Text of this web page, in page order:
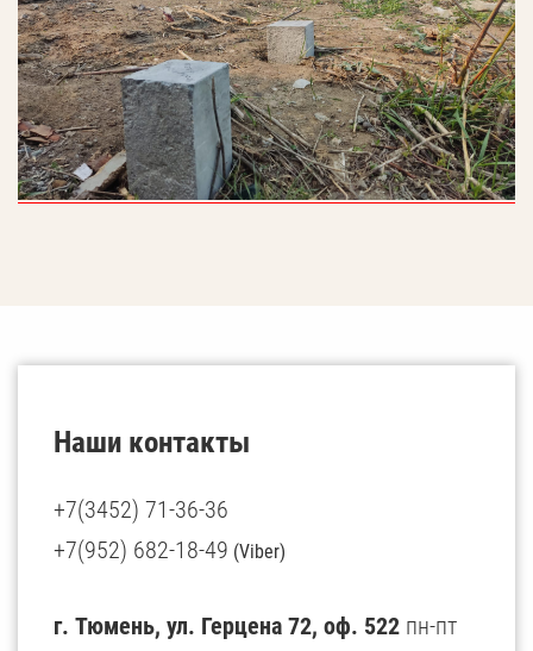
Наши контакты
+7(3452) 71-36-36
+7(952) 682-18-49 (Viber)
г. Тюмень, ул. Герцена 72, оф. 522 пн-пт